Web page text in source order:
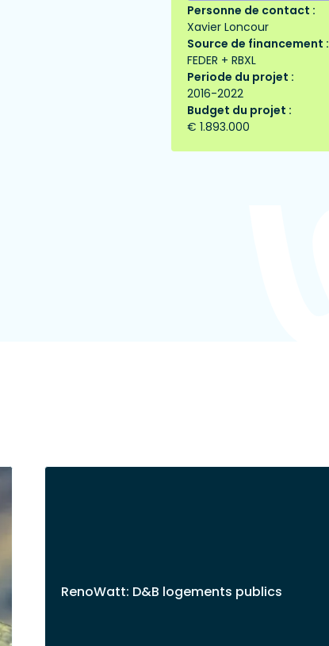
Personne de contact :
Xavier Loncour
Source de financement :
FEDER + RBXL
Periode du projet :
2016-2022
Budget du projet :
€ 1.893.000
RenoWatt: D&B logements publics